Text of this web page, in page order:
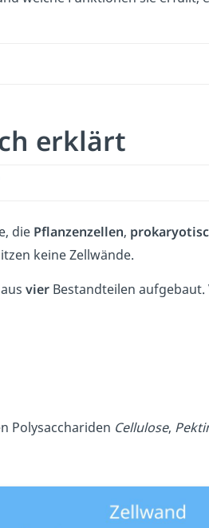
erklärt
die Pflanzenzellen,
keine Zellwände.
vierBestandteilen aufgebaut.
Polysacchariden Cellulose,